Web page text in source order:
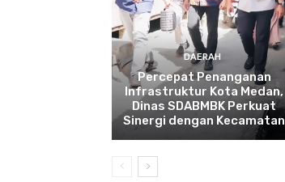
DAERAH
Percepat Penanganan
Infrastruktur Kota Medan,
Dinas SDABMBK Perkuat
Sinergi dengan Kecamatan